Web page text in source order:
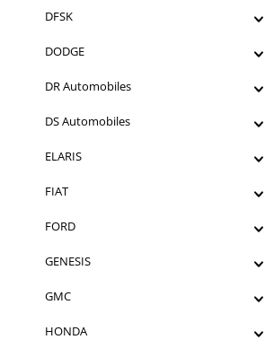
DFSK
DODGE
DR Automobiles
DS Automobiles
ELARIS
FIAT
FORD
GENESIS
GMC
HONDA